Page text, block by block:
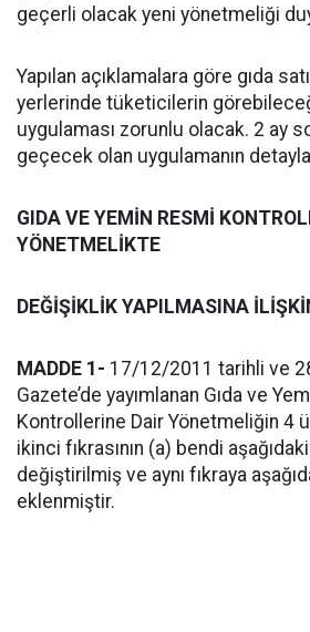
geçerli olacak yeni yönetmeliği
Yapılan açıklamalara göre gıda
yerlerinde tüketicilerin
uygulaması zorunlu olacak. 2 ay
geçecek olan uygulamanın
GIDA VE YEMİN RESMİ
YÖNETMELİKTE
DEĞİŞİKLİK YAPILMASINA
MADDE 1- 17/12/2011 tarihli ve
Gazete’de yayımlanan Gıda ve
Kontrollerine Dair Yönetmeliğin 4
ikinci fıkrasının (a) bendi
değiştirilmiş ve aynı fıkraya
eklenmiştir.